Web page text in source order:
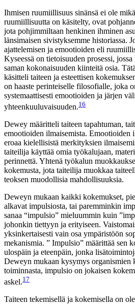
Ihmisen ruumiillisuus sinänsä ei ole
ruumiillisuutta on käsitelty, ovat
jota pohjimmiltaan henkinen ihminen
länsimaisen sivistyksemme historiassa.
ajattelemisen ja emootioiden eli
Kyseessä on tietoisuuden prosessi,
saman kokonaisuuden kiinteitä osia.
käsitteli taiteen ja esteettisen
on haaste perinteiselle filosofialle, joka
systemaattisesti emootioiden ja järjen
yhteenkuuluvaisuuden.16
Dewey määritteli taiteen tapahtuman,
emootioiden ilmaisemista. Emootioiden
eroaa kielellisistä merkityksien
taiteilija käyttää omia työkalujaan,
perinnettä. Yhtenä työkalun
kokemusta, jota taiteilija muokkaa
teoksen muodollisia mahdollisuuksia.
Deweyn mukaan kaikki kokemukset,
alkavat impulsiosta, tai paremminkin
sanaa “impulsio” mieluummin kuin
johonkin tiettyyn ja erityiseen.
yksinkertaisesti vain osa ympäristöön
mekanismia. ” Impulsio” määrittää sen
ulospäin ja eteenpäin, jonka
Deweyn mukaan kysymys organismien
toiminnasta, impulsio on jokaisen
askel.17
Taiteen tekemisellä ja kokemisella on